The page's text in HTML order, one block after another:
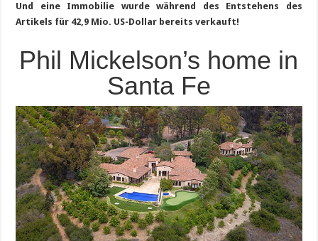
Und eine Immobilie wurde während des Entstehens des
Artikels für 42,9 Mio. US-Dollar bereits verkauft!
Phil Mickelson’s home in
Santa Fe